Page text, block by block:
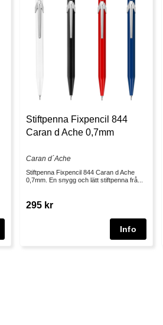
Stiftpenna Fixpencil 844
Caran d Ache 0,7mm
Caran d´Ache
Stiftpenna Fixpencil 844 Caran d Ache
0,7mm. En snygg och lätt stiftpenna frå...
295 kr